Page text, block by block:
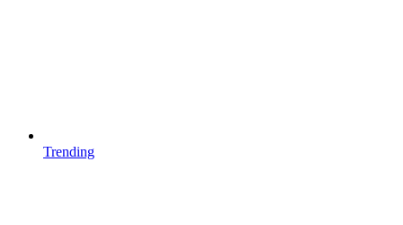
Trending